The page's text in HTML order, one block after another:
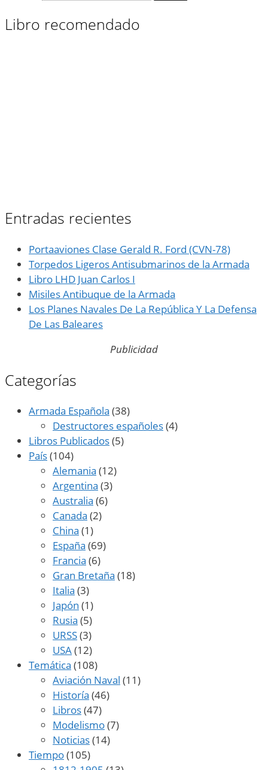
Libro recomendado
Entradas recientes
Portaaviones Clase Gerald R. Ford (CVN-78)
Torpedos Ligeros Antisubmarinos de la Armada
Libro LHD Juan Carlos I
Misiles Antibuque de la Armada
Los Planes Navales De La República Y La Defensa
De Las Baleares
Publicidad
Categorías
Armada Española (38)
Destructores españoles(4)
Libros Publicados(5)
País(104)
Alemania (12)
Argentina (3)
Australia (6)
Canada (2)
China (1)
España (69)
Francia (6)
Gran Bretaña (18)
Italia (3)
Japón (1)
Rusia (5)
URSS(3)
USA(12)
Temática (108)
Aviación Naval (11)
Historía (46)
Libros(47)
Modelismo(7)
Noticias(14)
Tiempo(105)